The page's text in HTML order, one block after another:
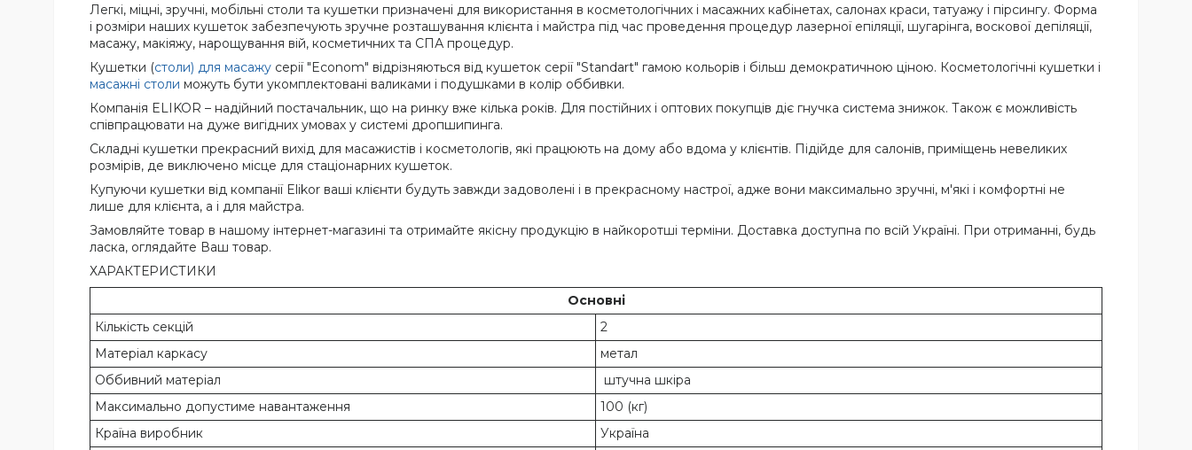
Легкі, міцні, зручні, мобільні столи та кушетки призначені для використання в косметологічних і масажних кабінетах, салонах краси, татуажу і пірсингу. Форма
і розміри наших кушеток забезпечують зручне розташування клієнта і майстра під час проведення процедур лазерної епіляції, шугарінга, воскової депіляції,
масажу, макіяжу, нарощування вій, косметичних та СПА процедур.
Кушетки (столи) для масажу серії "Econom" відрізняються від кушеток серії "Standart" гамою кольорів і більш демократичною ціною. Косметологічні кушетки і
масажні столи можуть бути укомплектовані валиками і подушками в колір оббивки.
Компанія ELIKOR – надійний постачальник, що на ринку вже кілька років. Для постійних і оптових покупців діє гнучка система знижок. Також є можливість
співпрацювати на дуже вигідних умовах у системі дропшипинга.
Складні кушетки прекрасний вихід для масажистів і косметологів, які працюють на дому або вдома у клієнтів. Підійде для салонів, приміщень невеликих
розмірів, де виключено місце для стаціонарних кушеток.
Купуючи кушетки від компанії Elikor ваші клієнти будуть завжди задоволені і в прекрасному настрої, адже вони максимально зручні, м'які і комфортні не
лише для клієнта, а і для майстра.
Замовляйте товар в нашому інтернет-магазині та отримайте якісну продукцію в найкоротші терміни. Доставка доступна по всій Україні. При отриманні, будь
ласка, оглядайте Ваш товар.
ХАРАКТЕРИСТИКИ
Основні
Кількість секцій
2
Матеріал каркасу
метал
Оббивний матеріал
штучна шкіра
Максимально допустиме навантаження
100 (кг)
Країна виробник
Україна